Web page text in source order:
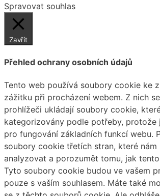
Spravovat souhlas
Zavřít
Přehled ochrany osobních údajů
Tento web používá soubory cookie ke
zážitku při procházení webem. Z nich
prohlížeči ukládají soubory cookie,
kategorizovány podle potřeby, protože
pro fungování základních funkcí webu.
soubory cookie třetích stran, které nám
analyzovat a porozumět tomu, jak
Tyto soubory cookie budou ve vašem
pouze s vaším souhlasem. Máte také